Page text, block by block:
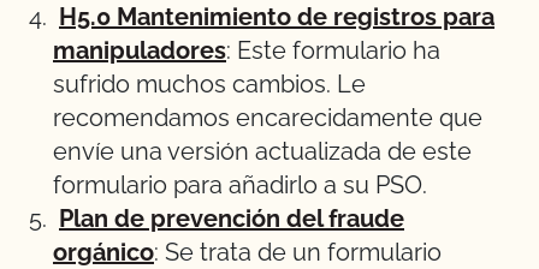
H5.0 Mantenimiento de registros para
manipuladores: Este formulario ha
sufrido muchos cambios. Le
recomendamos encarecidamente que
envíe una versión actualizada de este
formulario para añadirlo a su PSO.
Plan de prevención del fraude
orgánico: Se trata de un formulario